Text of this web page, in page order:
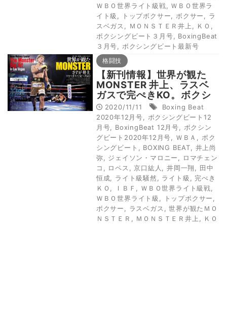
ＷＢＯ世界ライト級戦
ＷＢＯ世界ラ
イト級
トップボクサー ボクサー
ラ
スベガス
ＭＯＮＳＴＥＲ井上 ＫＯ
ボクシングビート３月号
BoxingBeat
３月号
ボクシングビート最新号
格闘技
【新刊情報】世界が観た
MONSTER 井上、ラスベ
ガスで完ぺきKO。ボクシ
ングビート12月号11月13
日発売！
2020/11/11
Boxing Beat
2020年12月号
ボクシングビート12
月号
BoxingBeat 12月号
ボクシン
グビート2020年12月号
ＷＢＡ
ボク
シングビート
BOXING BEAT
井上尚
弥
ジェイソン・マロニー
ロマチェン
コ
ロペス ,京口紘人 井岡一翔
田中
恒成
ライト級騒然 ライト級
完ぺき
ＫＯ
ＩＢＦ ＷＢＯ世界ライト級戦
ＷＢＯ世界ライト級
トップボクサー
ボクサー
ラスベガス ,世界が観たＭＯ
ＮＳＴＥＲ
ＭＯＮＳＴＥＲ井上 ＫＯ